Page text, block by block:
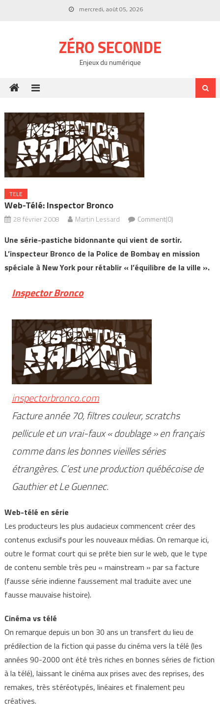
mercredi, août 05, 2026
ZÉRO SECONDE
Enjeux du numérique
TELE
Web-Télé: Inspector Bronco
28 février 2008 Martin Lessard Comment(0)
Une série-pastiche bidonnante qui vient de sortir.
L’inspecteur Bronco de la Police de Bombay en mission
spéciale à New York pour rétablir « l’équilibre de la ville ».
Inspector Bronco
inspectorbronco.com
Facture année 70, filtres couleur, scratchs
pellicule et un vrai-faux « doublage » en français
comme dans les bonnes vieilles séries
étrangères. C’est une production québécoise de
Gauthier et Le Guennec.
Web-télé en série
Les producteurs les plus audacieux commencent créer des
contenus exclusifs pour les nouveaux médias. On remarque ici,
outre le format court qui se prête bien sur le web, que le type
de contenu semble très peu « mainstream » par sa facture
(fausse série indienne faussement mal traduite avec une
fausse mauvaise histoire).
Cinéma vs télé
On remarque depuis un bon 30 ans un transfert du lieu de
prédilection de la fiction qui passe du cinéma vers la télé (les
années 90-2000 ont été très riches en bonnes séries de fiction
à la télé), laissant le cinéma aux prises avec des reprises, des
remakes, très stéréotypés, linéaires et finalement peu
créatives.